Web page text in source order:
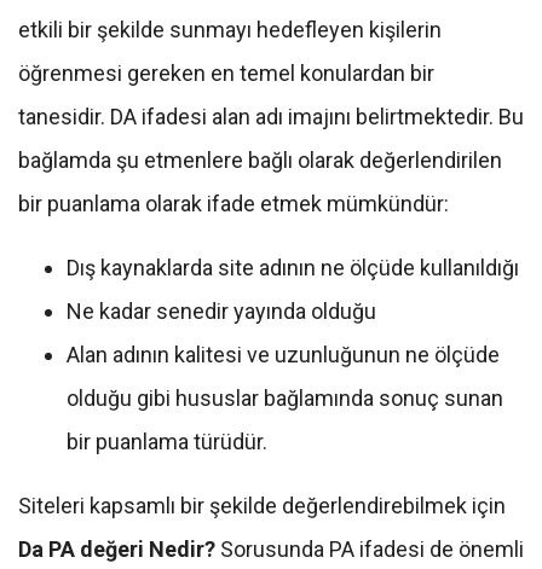
etkili bir şekilde sunmayı hedefleyen kişilerin
öğrenmesi gereken en temel konulardan bir
tanesidir. DA ifadesi alan adı imajını belirtmektedir. Bu
bağlamda şu etmenlere bağlı olarak değerlendirilen
bir puanlama olarak ifade etmek mümkündür:
Dış kaynaklarda site adının ne ölçüde kullanıldığı
Ne kadar senedir yayında olduğu
Alan adının kalitesi ve uzunluğunun ne ölçüde
olduğu gibi hususlar bağlamında sonuç sunan
bir puanlama türüdür.
Siteleri kapsamlı bir şekilde değerlendirebilmek için
Da PA değeri Nedir? Sorusunda PA ifadesi de önemli